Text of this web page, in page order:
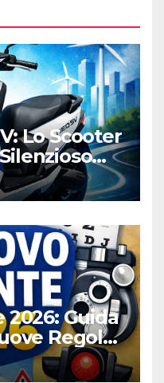
Lo Scooter
Guida
Regole,
Costi